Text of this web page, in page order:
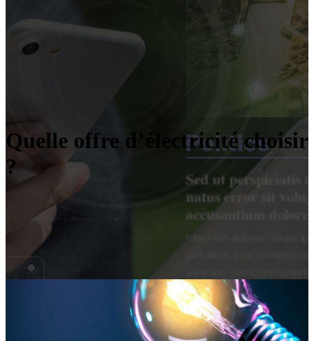
Quelle offre d’électricité choisir
?